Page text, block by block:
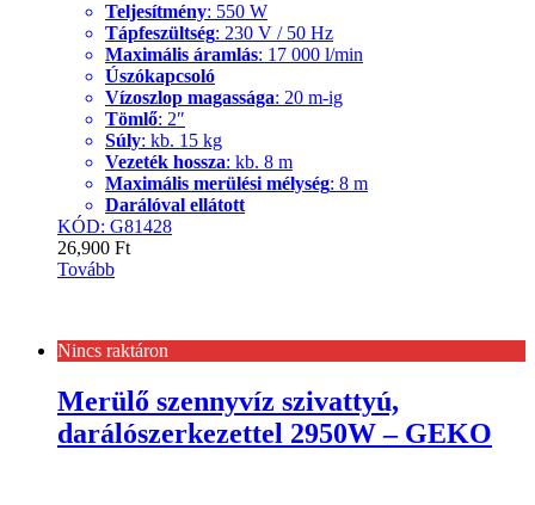
Teljesítmény: 550 W
Tápfeszültség: 230 V / 50 Hz
Maximális áramlás: 17 000 l/min
Úszókapcsoló
Vízoszlop magassága: 20 m-ig
Tömlő: 2″
Súly: kb. 15 kg
Vezeték hossza: kb. 8 m
Maximális merülési mélység: 8 m
Darálóval ellátott
KÓD: G81428
26,900 Ft
Tovább
Nincs raktáron
Merülő szennyvíz szivattyú,
darálószerkezettel 2950W – GEKO